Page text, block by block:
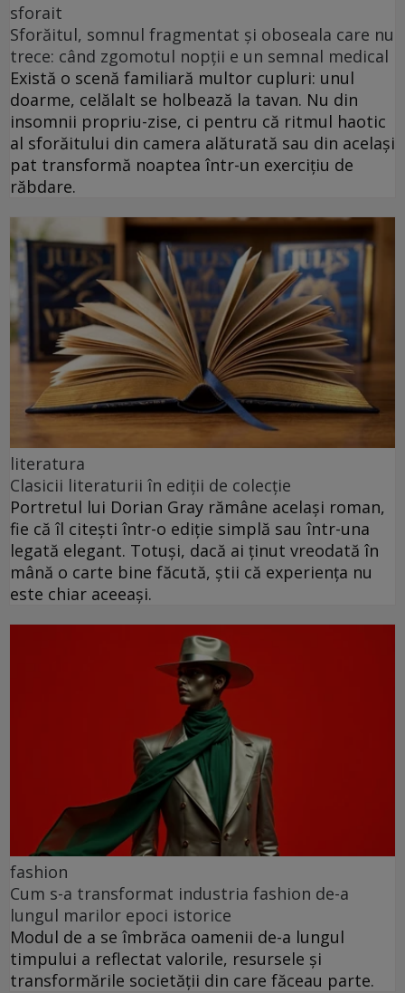
sforait
Sforăitul, somnul fragmentat și oboseala care nu
trece: când zgomotul nopții e un semnal medical
Există o scenă familiară multor cupluri: unul
doarme, celălalt se holbează la tavan. Nu din
insomnii propriu-zise, ci pentru că ritmul haotic
al sforăitului din camera alăturată sau din același
pat transformă noaptea într-un exercițiu de
răbdare.
literatura
Clasicii literaturii în ediții de colecție
Portretul lui Dorian Gray rămâne același roman,
fie că îl citești într-o ediție simplă sau într-una
legată elegant. Totuși, dacă ai ținut vreodată în
mână o carte bine făcută, știi că experiența nu
este chiar aceeași.
fashion
Cum s-a transformat industria fashion de-a
lungul marilor epoci istorice
Modul de a se îmbrăca oamenii de-a lungul
timpului a reflectat valorile, resursele și
transformările societății din care făceau parte.